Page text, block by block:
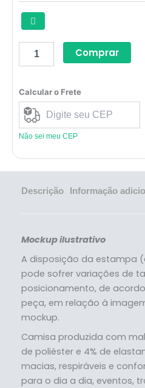
quantidade
Comprar
Calcular o Frete
Não sei meu CEP
Descrição Informação
Mockup ilustrativo
A disposição da estampa
pode sofrer variações de
posicionamento, de
peça, em relação à
mockup.
Camisa produzida com
de poliéster e 4% de
macias, respiráveis e
para o dia a dia, eventos,